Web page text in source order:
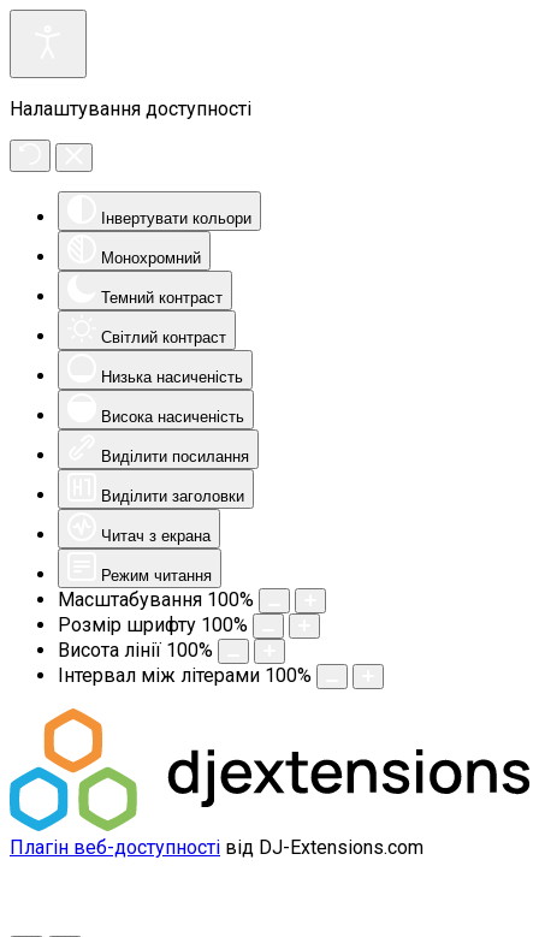
Налаштування доступності
Інвертувати кольори
Монохромний
Темний контраст
Світлий контраст
Низька насиченість
Висока насиченість
Виділити посилання
Виділити заголовки
Читач з екрана
Режим читання
Масштабування 100%
Розмір шрифту 100%
Висота лінії 100%
Інтервал між літерами 100%
Плагін веб-доступності від DJ-Extensions.com